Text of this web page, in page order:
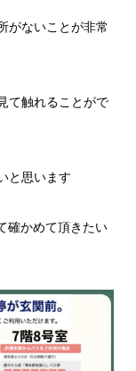
がないことが非常
て触れることがで
と思います
確かめて頂きたい